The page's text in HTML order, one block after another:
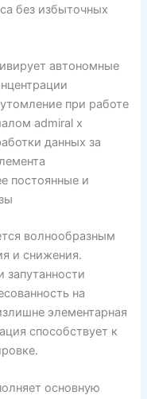
без избыточных
автономные
при работе
admiral x
данных за
постоянные и
волнообразным
и снижения.
на
элементарная
способствует к
основную